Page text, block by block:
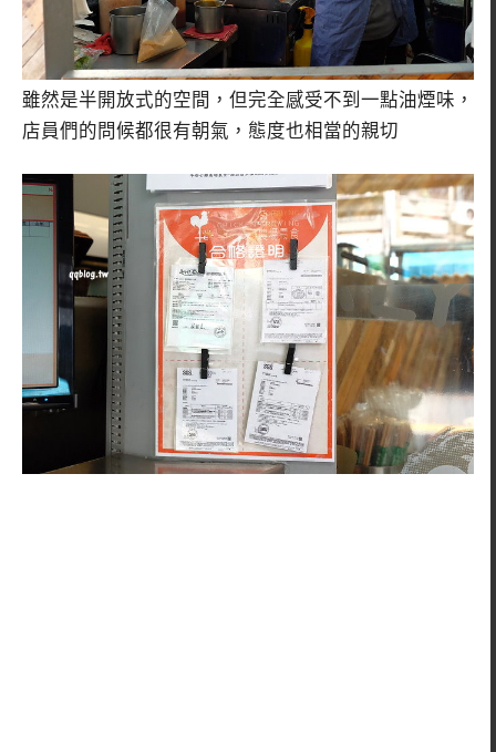
雖然是半開放式的空間，但完全感受不到一點油煙味，
店員們的問候都很有朝氣，態度也相當的親切